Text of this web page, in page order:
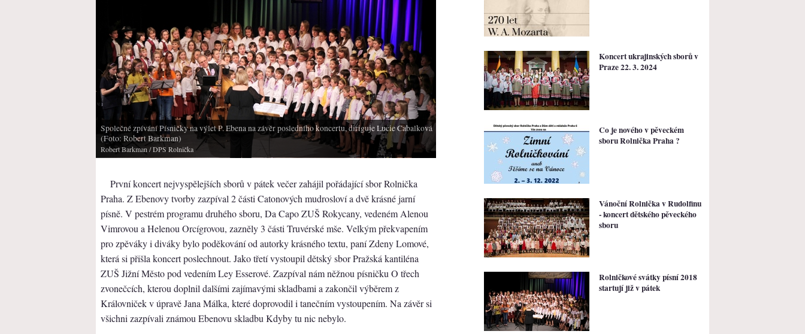
Společné zpívání Písničky na výlet P. Ebena na závěr posledního koncertu, diriguje Lucie Cabalková
(Foto: Robert Barkman)
Robert Barkman/ DPS Rolnička
První koncert nejvyspělejších sborů v pátek večer zahájil pořádající sbor Rolnička
Praha. Z Ebenovy tvorby zazpíval 2 části Catonových mudrosloví a dvě krásné jarní
písně. V pestrém programu druhého sboru, Da Capo ZUŠ Rokycany, vedeném Alenou
Vimrovou a Helenou Orcígrovou, zazněly 3 části Truvérské mše. Velkým překvapením
pro zpěváky i diváky bylo poděkování od autorky krásného textu, paní Zdeny Lomové,
která si přišla koncert poslechnout. Jako třetí vystoupil dětský sbor Pražská kantiléna
ZUŠ Jižní Město pod vedením Ley Esserové. Zazpíval nám něžnou písničku O třech
zvonečcích, kterou doplnil dalšími zajímavými skladbami a zakončil výběrem z
Královniček v úpravě Jana Málka, které doprovodil i tanečním vystoupením. Na závěr si
všichni zazpívali známou Ebenovu skladbu Kdyby tu nic nebylo.
Koncert ukrajinských sborů v
Praze 22. 3. 2024
Co je nového v pěveckém
sboru Rolnička Praha ?
Vánoční Rolnička v Rudolfinu
- koncert dětského pěveckého
sboru
Rolničkové svátky písní 2018
startují již v pátek